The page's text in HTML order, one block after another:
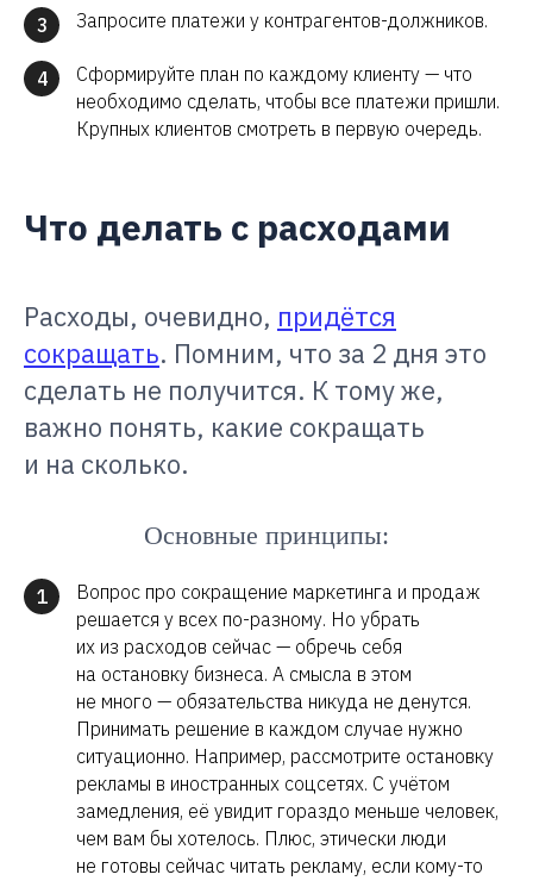
3 Запросите платежи у контрагентов-должников.
4
Сформируйте план по каждому клиенту — что
необходимо сделать, чтобы все платежи пришли.
Крупных клиентов смотреть в первую очередь.
Что делать с расходами
Расходы, очевидно, придётся
сокращать. Помним, что за 2 дня это
сделать не получится. К тому же,
важно понять, какие сокращать
и на сколько.
Основные принципы:
1
Вопрос про сокращение маркетинга и продаж
решается у всех по-разному. Но убрать
их из расходов сейчас — обречь себя
на остановку бизнеса. А смысла в этом
не много — обязательства никуда не денутся.
Принимать решение в каждом случае нужно
ситуационно. Например, рассмотрите остановку
рекламы в иностранных соцсетях. С учётом
замедления, её увидит гораздо меньше человек,
чем вам бы хотелось. Плюс, этически люди
не готовы сейчас читать рекламу, если кому-то